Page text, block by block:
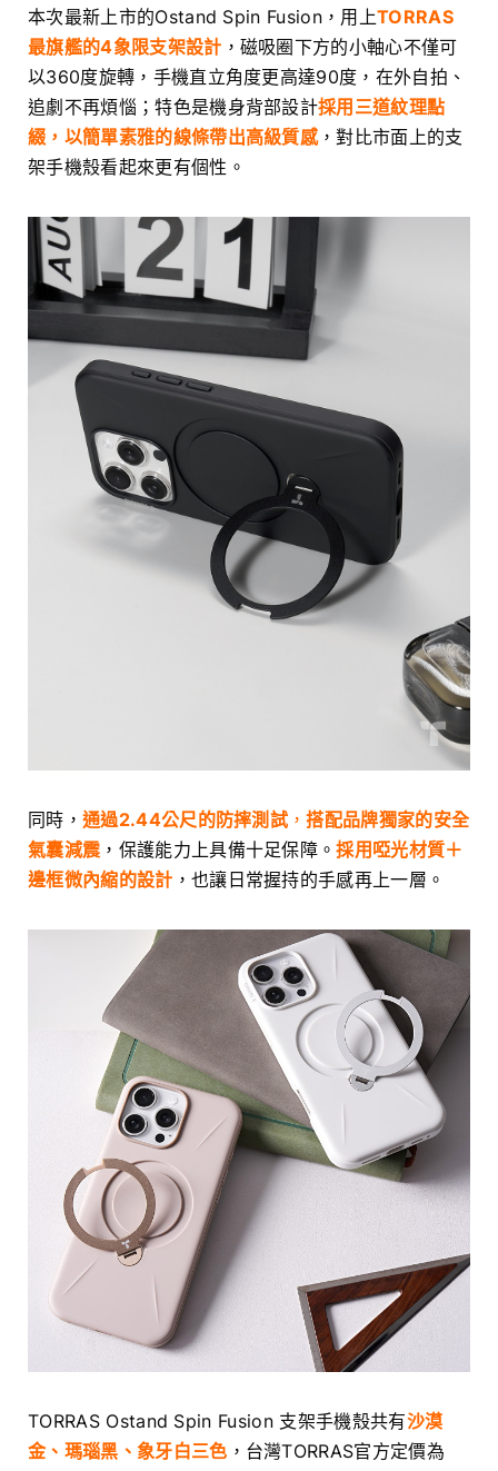
本次最新上市的Ostand Spin Fusion，用上TORRAS
最旗艦的4象限支架設計 ，磁吸圈下方的小軸心不僅可
以360度旋轉，手機直立角度更高達90度，在外自拍、
追劇不再煩惱；特色是機身背部設計採用三道紋理點
綴，以簡單素雅的線條帶出高級質感，對比市面上的支
架手機殼看起來更有個性。
同時， 通過2.44公尺的防摔測試，搭配品牌獨家的安全
氣囊減震 ，保護能力上具備十足保障。採用啞光材質＋
邊框微內縮的設計 ，也讓日常握持的手感再上一層。
TORRAS Ostand Spin Fusion 支架手機殼共有沙漠
金、瑪瑙黑、象牙白三色 ，台灣TORRAS官方定價為